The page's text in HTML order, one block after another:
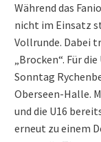
Während das
nicht im Einsatz
Vollrunde. Dabei
„Brocken“. Für
Sonntag
Oberseen-Halle.
und die U16
erneut zu einem